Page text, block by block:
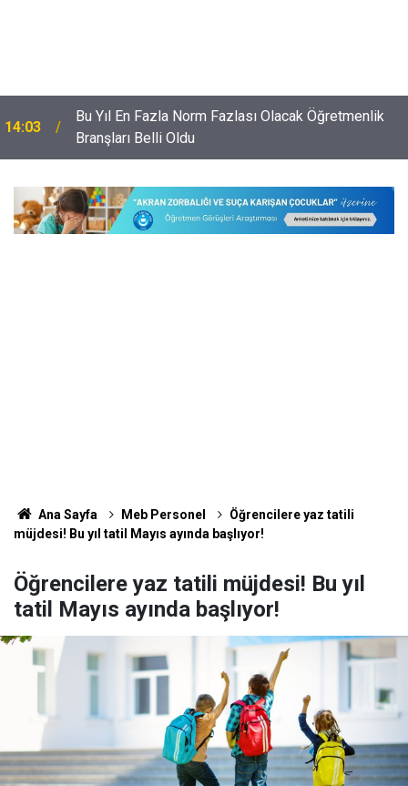
14:03
Bu Yıl En Fazla Norm Fazlası Olacak Öğretmenlik
Branşları Belli Oldu
Ana Sayfa Meb Personel
Öğrencilere yaz tatili
müjdesi! Bu yıl tatil Mayıs ayında başlıyor!
Öğrencilere yaz tatili müjdesi! Bu yıl
tatil Mayıs ayında başlıyor!